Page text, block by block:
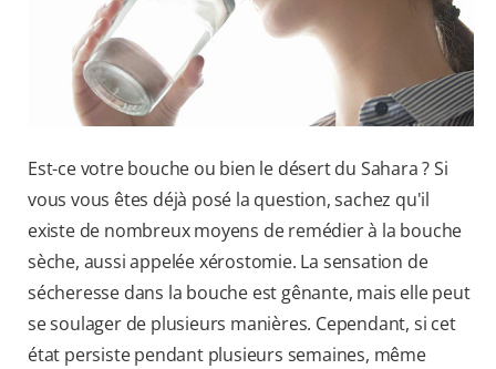
Est-ce votre bouche ou bien le désert du Sahara ? Si
vous vous êtes déjà posé la question, sachez qu'il
existe de nombreux moyens de remédier à la bouche
sèche, aussi appelée xérostomie. La sensation de
sécheresse dans la bouche est gênante, mais elle peut
se soulager de plusieurs manières. Cependant, si cet
état persiste pendant plusieurs semaines, même